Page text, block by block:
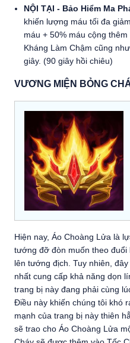
NỘI TẠI - Bảo Hiểm Ma
khiến lượng máu tối đa
máu + 50% máu cộng
Kháng Làm Chậm cũng
giây. (90 giây hồi chiêu)
VƯƠNG MIỆN BỎNG
Hiện nay, Áo Choàng Lửa là
tướng đỡ đòn muốn theo
lên tướng địch. Tuy nhiên,
nhất cung cấp khả năng dọn
trang bị này đang phải cùng
Điều này khiến chúng tôi khó
mạnh của trang bị này thiên
sẽ trao cho Áo Choàng Lửa